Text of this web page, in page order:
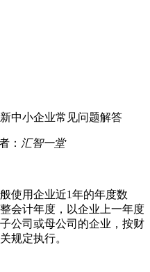
中小企业常见问题解答
： 汇智一堂
使用企业近1年的年度数
会计年度，以企业上一年度
公司或母公司的企业，按财
规定执行。